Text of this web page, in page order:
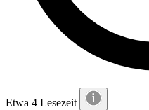
Etwa 4 Lesezeit